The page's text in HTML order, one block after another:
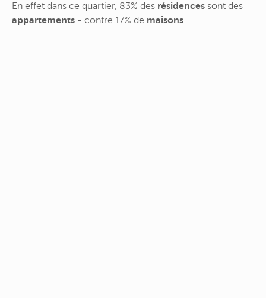
En effet dans ce quartier, 83% des résidences sont des
appartements - contre 17% de maisons.